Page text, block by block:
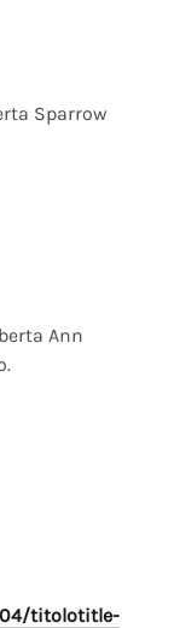
Sparrow
Ann
titolotitle-